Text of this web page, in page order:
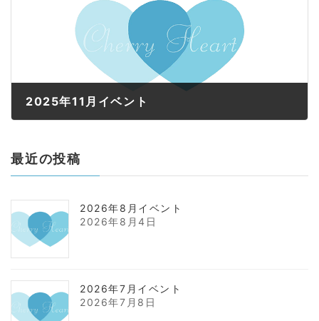
2025年11月イベント
最近の投稿
2026年8月イベント
2026年8月4日
2026年7月イベント
2026年7月8日